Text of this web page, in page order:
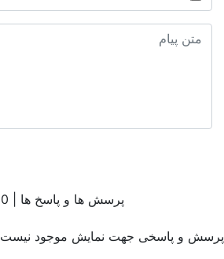
پرسش ها و پاسخ ها | 0
پرسش و پاسخی جهت نمایش موجود نیست